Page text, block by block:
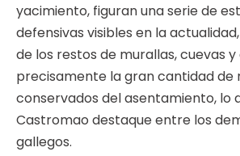
yacimiento, figuran una serie de
defensivas visibles en la
de los restos de murallas, cuevas
precisamente la gran cantidad de
conservados del asentamiento, lo
Castromao destaque entre los
gallegos.